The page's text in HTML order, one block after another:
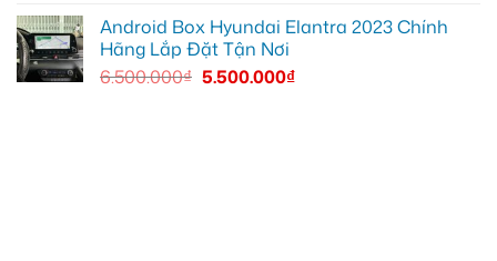
Android Box Hyundai Elantra 2023 Chính
Hãng Lắp Đặt Tận Nơi
6.500.000₫ 5.500.000₫